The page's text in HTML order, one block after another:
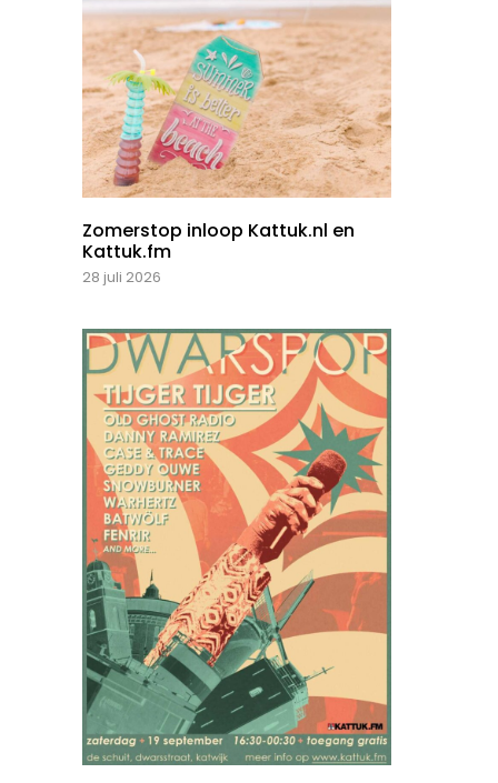
Zomerstop inloop Kattuk.nl en
Kattuk.fm
28 juli 2026